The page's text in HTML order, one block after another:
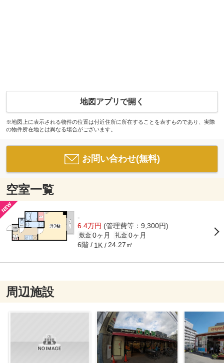
地図アプリで開く
※地図上に表示される物件の位置は付近住所に所在することを表すものであり、実際
の物件所在地とは異なる場合がございます。
お問い合わせ(無料)
空室一覧
-
6.4万円 (管理費等：9,300円)
敷金 0ヶ月 礼金 0ヶ月
6階 1K 24.27㎡
周辺施設